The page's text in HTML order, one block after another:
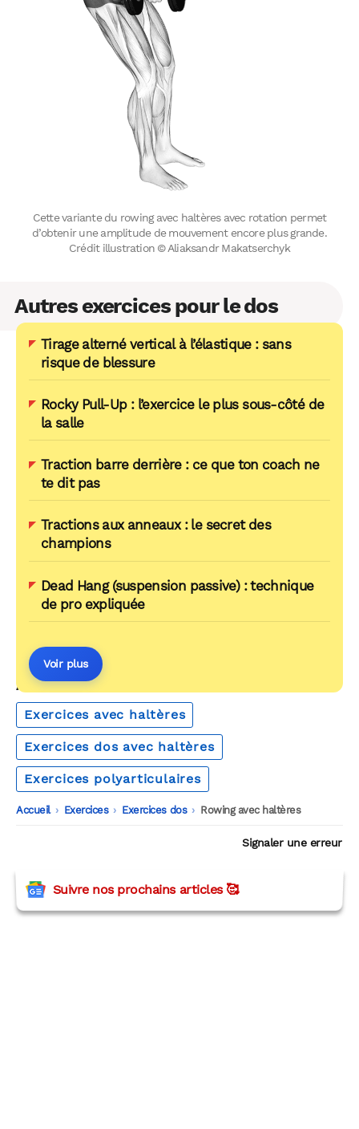
Cette variante du rowing avec haltères avec rotation permet
d’obtenir une amplitude de mouvement encore plus grande.
Crédit illustration © Aliaksandr Makatserchyk
Autres exercices pour le dos
Tirage alterné vertical à l’élastique : sans
risque de blessure
Rocky Pull-Up : l’exercice le plus sous-côté de
la salle
Traction barre derrière : ce que ton coach ne
te dit pas
Tractions aux anneaux : le secret des
champions
Dead Hang (suspension passive) : technique
de pro expliquée
Voir plus
AUTOUR DU MÊME THÈME
Exercices avec haltères
Exercices dos avec haltères
Exercices polyarticulaires
Accueil -
Exercices -
Exercices dos -
Rowing avec haltères
Signaler une erreur
Suivre nos prochains articles 🥰